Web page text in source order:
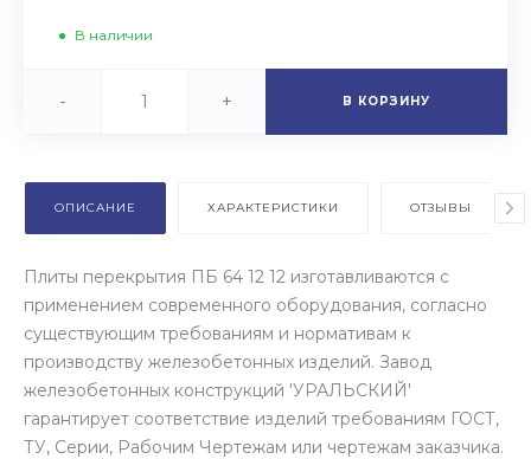
В наличии
- + В КОРЗИНУ
ОПИСАНИЕ ХАРАКТЕРИСТИКИ ОТЗЫВЫ
Плиты перекрытия ПБ 64 12 12 изготавливаются с
применением современного оборудования, согласно
существующим требованиям и нормативам к
производству железобетонных изделий. Завод
железобетонных конструкций 'УРАЛЬСКИЙ'
гарантирует соответствие изделий требованиям ГОСТ,
ТУ, Серии, Рабочим Чертежам или чертежам заказчика.